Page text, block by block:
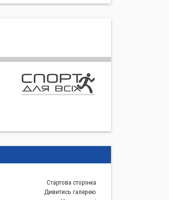
Стартова сторiнка
Дивитись галерею